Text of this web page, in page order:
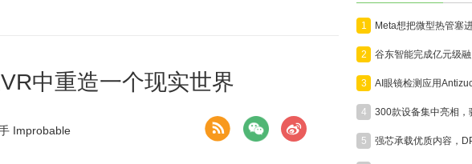
中重造一个现实世界
Improbable
1
2
3
4
5